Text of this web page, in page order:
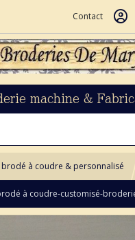
Contact
brodé à coudre & personnalisé
à coudre-customisé-